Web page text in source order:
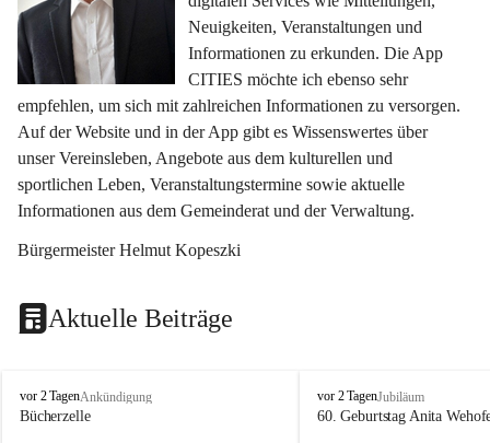
Neuigkeiten, Veranstaltungen und
Informationen zu erkunden. Die App
CITIES möchte ich ebenso sehr
empfehlen, um sich mit zahlreichen Informationen zu versorgen.
Auf der Website und in der App gibt es Wissenswertes über
unser Vereinsleben, Angebote aus dem kulturellen und
sportlichen Leben, Veranstaltungstermine sowie aktuelle
Informationen aus dem Gemeinderat und der Verwaltung.
Bürgermeister Helmut Kopeszki
Aktuelle Beiträge
T
o
vor 2 TagenAnkündigung
Bücherzelle
T
o
vor 2 TagenJubiläum
60. Geburtstag Anita